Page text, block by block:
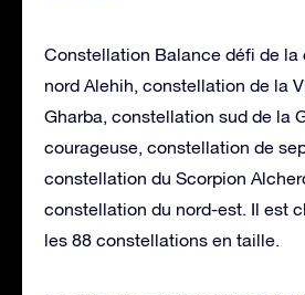
Constellation Balance défi de la
nord Alehih, constellation de la
Gharba, constellation sud de la
courageuse, constellation de
constellation du Scorpion
constellation du nord-est. Il est
les 88 constellations en taille.